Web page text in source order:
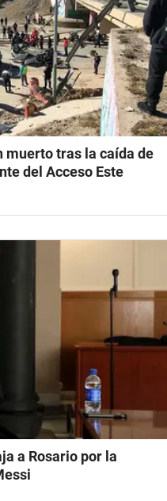
muerto tras la caída de
del Acceso Este
a Rosario por la